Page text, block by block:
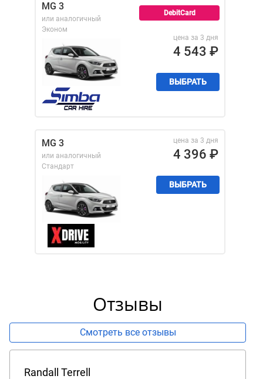
MG 3
или аналогичный
Эконом
DebitCard
цена за 3 дня
4 543 ₽
ВЫБРАТЬ
MG 3
или аналогичный
Стандарт
цена за 3 дня
4 396 ₽
ВЫБРАТЬ
Отзывы
Смотреть все отзывы
Randall Terrell